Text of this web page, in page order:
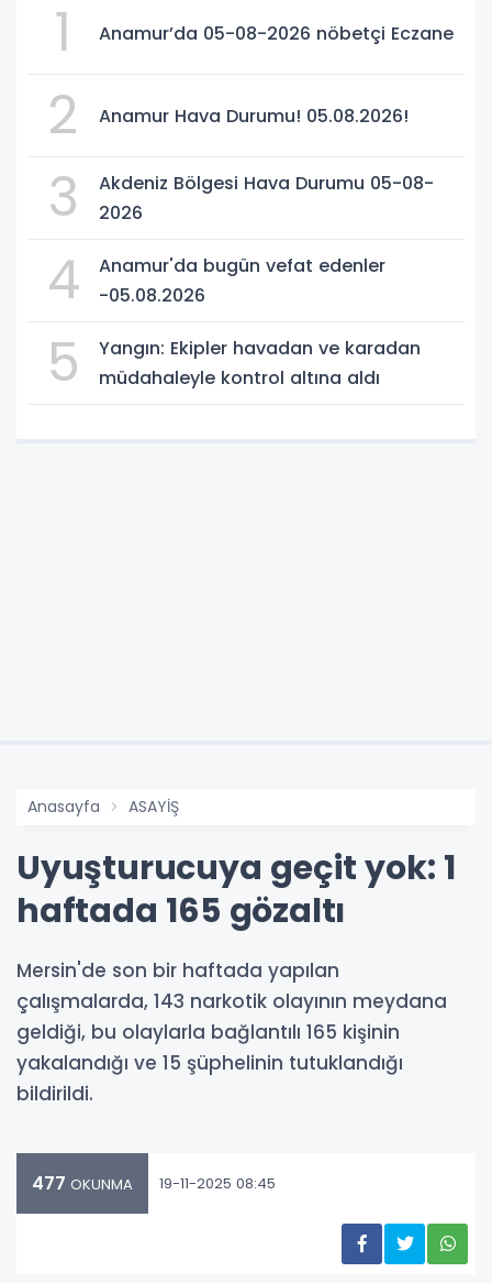
1 Anamur’da 05-08-2026 nöbetçi Eczane
2 Anamur Hava Durumu! 05.08.2026!
3
Akdeniz Bölgesi Hava Durumu 05-08-
2026
4
Anamur'da bugün vefat edenler
-05.08.2026
5
Yangın: Ekipler havadan ve karadan
müdahaleyle kontrol altına aldı
Anasayfa ASAYİŞ
Uyuşturucuya geçit yok: 1
haftada 165 gözaltı
Mersin'de son bir haftada yapılan
çalışmalarda, 143 narkotik olayının meydana
geldiği, bu olaylarla bağlantılı 165 kişinin
yakalandığı ve 15 şüphelinin tutuklandığı
bildirildi.
477 OKUNMA 19-11-2025 08:45